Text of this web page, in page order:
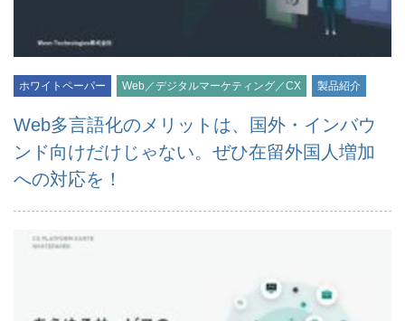
ホワイトペーパー Web／デジタルマーケティング／CX 製品紹介
Web多言語化のメリットは、国外・インバウ
ンド向けだけじゃない。ぜひ在留外国人増加
への対応を！